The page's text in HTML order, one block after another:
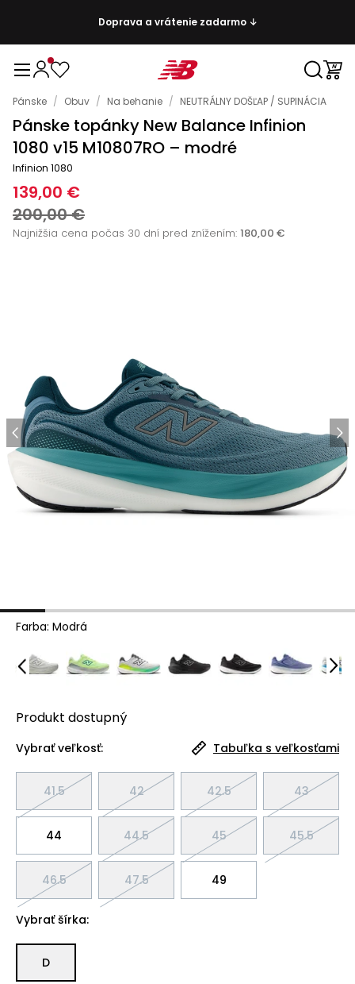
Doprava a vrátenie zadarmo ↓
Pánske / Obuv / Na behanie / NEUTRÁLNY DOŠĽAP / SUPINÁCIA
Pánske topánky New Balance Infinion
1080 v15 M10807RO – modré
Infinion 1080
139,00 €
200,00 €
Najnižšia cena počas 30 dní pred znížením: 180,00 €
Farba: Modrá
Produkt dostupný
Vybrať veľkosť: Tabuľka s veľkosťami
41.5 42 42.5 43
44 44.5 45 45.5
46.5 47.5 49
Vybrať šírka:
D